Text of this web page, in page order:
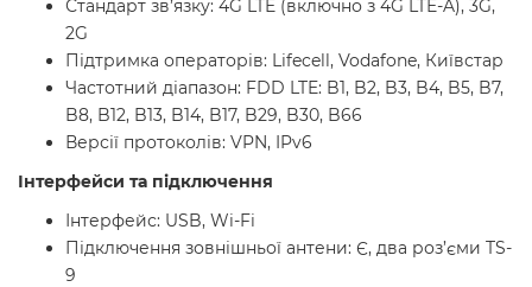
Стандарт зв’язку: 4G LTE (включно з 4G LTE-A), 3G,
2G
Підтримка операторів: Lifecell, Vodafone, Київстар
Частотний діапазон: FDD LTE: B1, B2, B3, B4, B5, B7,
B8, B12, B13, B14, B17, B29, B30, B66
Версії протоколів: VPN, IPv6
Інтерфейси та підключення
Інтерфейс: USB, Wi-Fi
Підключення зовнішньої антени: Є, два роз’єми TS-
9